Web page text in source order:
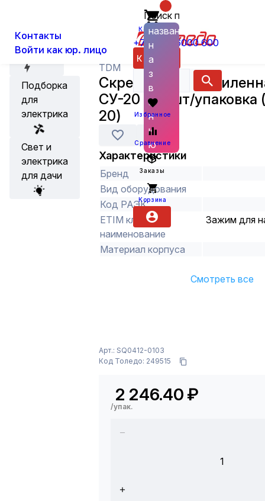
Контакты
Войти как юр. лицо
Корзина
+7 (800) 6000 600
Каталог
Поиск по
названию
н
а
з
в
а
н
и
ю
Избранное
Сравнение
Заказы
Корзина
Акции
Подборка
для
электрика
Свет и
электрика
для дачи
Кабельная арматура
TDM
Скрепа-бугель
СУ-20 100 шт/упаковка
20)
Характеристики
Бренд
Вид оборудования
Код РАЭК
ETIM класс
наименование
Зажим для
Материал корпуса
Смотреть все
Арт.: SQ0412-0103
Код Толедо: 249515
2 246.40 ₽
/упак.
1